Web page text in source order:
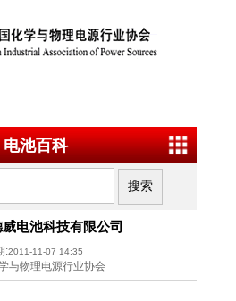
电池百科
电池科技有限公司
:2011-11-07 14:35
与物理电源行业协会